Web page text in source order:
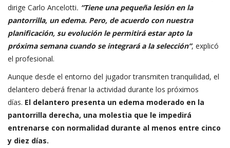
dirige Carlo Ancelotti. “Tiene una pequeña lesión en la
pantorrilla, un edema. Pero, de acuerdo con nuestra
planificación, su evolución le permitirá estar apto la
próxima semana cuando se integrará a la selección”, explicó
el profesional.
Aunque desde el entorno del jugador transmiten tranquilidad, el
delantero deberá frenar la actividad durante los próximos
días. El delantero presenta un edema moderado en la
pantorrilla derecha, una molestia que le impedirá
entrenarse con normalidad durante al menos entre cinco
y diez días.